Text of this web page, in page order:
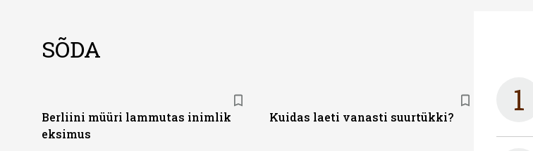
SÕDA
Berliini müüri lammutas inimlik
eksimus
Kuidas laeti vanasti suurtükki? 1